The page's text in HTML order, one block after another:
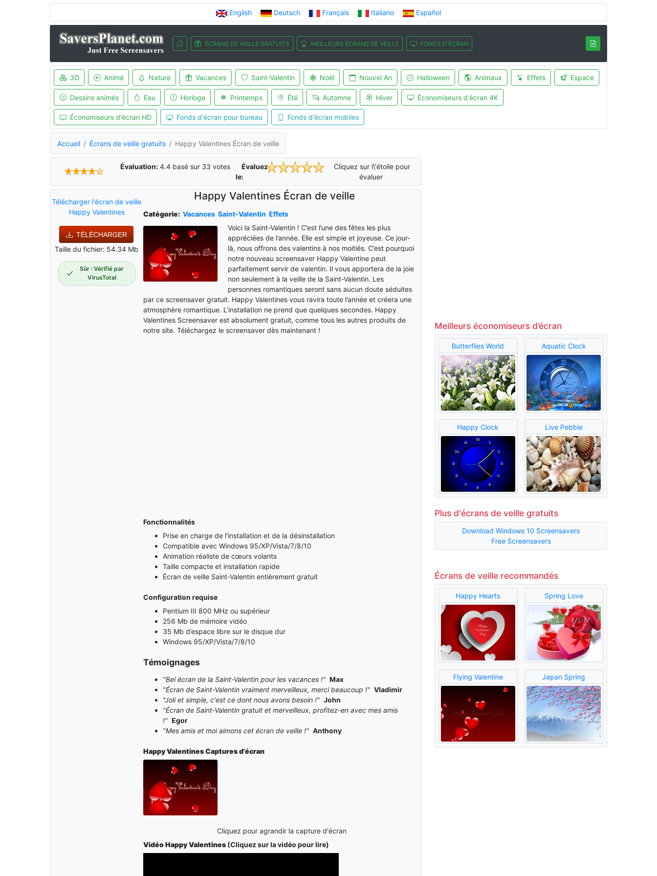
English Deutsch Français Italiano Español
ÉCRANS DE VEILLE GRATUITS MEILLEURS ÉCRANS DE VEILLE FONDS D'ÉCRAN
3D Animé Nature Vacances Saint-Valentin Noël Nouvel An Halloween Animaux Effets Espace
Dessins animés Eau Horloge Printemps Été Automne Hiver Économiseurs d'écran 4K
Économiseurs d'écran HD Fonds d'écran pour bureau Fonds d'écran mobiles
Accueil Écrans de veille gratuits Happy Valentines Écran de veille
Évaluation: 4.4basé sur 33 votes
Évaluez-
le:
Cliquez sur l\'étoile pour
évaluer
Télécharger l'écran de veille
Happy Valentines
TÉLÉCHARGER
Taille du fichier: 54.34 Mb
Sûr : Vérifié par
VirusTotal
Happy Valentines Écran de veille
Catégorie: Vacances Saint-Valentin Effets
Voici la Saint-Valentin ! C’est l’une des fêtes les plus
appréciées de l’année. Elle est simple et joyeuse. Ce jour-
là, nous offrons des valentins à nos moitiés. C’est pourquoi
notre nouveau screensaver Happy Valentine peut
parfaitement servir de valentin. Il vous apportera de la joie
non seulement à la veille de la Saint-Valentin. Les
personnes romantiques seront sans aucun doute séduites
par ce screensaver gratuit. Happy Valentines vous ravira toute l’année et créera une
atmosphère romantique. L’installation ne prend que quelques secondes. Happy
Valentines Screensaver est absolument gratuit, comme tous les autres produits de
notre site. Téléchargez le screensaver dès maintenant !
Fonctionnalités
Prise en charge de l’installation et de la désinstallation
Compatible avec Windows 95/XP/Vista/7/8/10
Animation réaliste de cœurs volants
Taille compacte et installation rapide
Écran de veille Saint-Valentin entièrement gratuit
Configuration requise
Pentium III 800 MHz ou supérieur
256 Mb de mémoire vidéo
35 Mb d’espace libre sur le disque dur
Windows 95/XP/Vista/7/8/10
Témoignages
"Bel écran de la Saint-Valentin pour les vacances !" Max
"Écran de Saint-Valentin vraiment merveilleux, merci beaucoup !" Vladimir
"Joli et simple, c'est ce dont nous avons besoin !" John
"Écran de Saint-Valentin gratuit et merveilleux, profitez-en avec mes amis
!" Egor
"Mes amis et moi aimons cet écran de veille !" Anthony
Happy ValentinesCaptures d'écran
Cliquez pour agrandir la capture d'écran
Vidéo Happy Valentines(Cliquez sur la vidéo pour lire)
Meilleurs économiseurs d’écran
Butterflies World Aquatic Clock
Happy Clock Live Pebble
Plus d'écrans de veille gratuits
Download Windows 10 Screensavers
Free Screensavers
Écrans de veille recommandés
Happy Hearts Spring Love
Flying Valentine Japan Spring